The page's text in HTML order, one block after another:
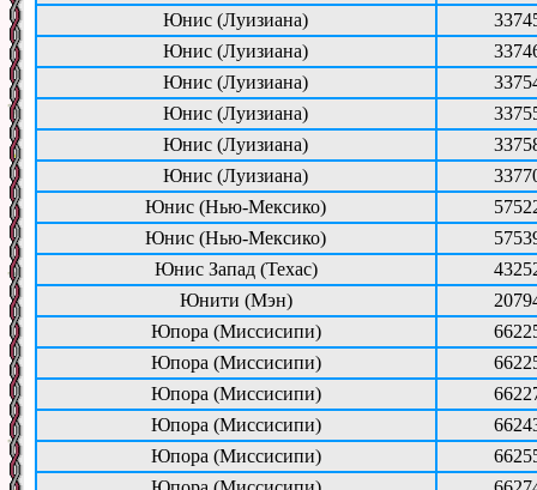
Юнис (Луизиана)
Юнис (Луизиана)
Юнис (Луизиана)
Юнис (Луизиана)
Юнис (Луизиана)
Юнис (Луизиана)
Юнис (Нью-Мексико)
Юнис (Нью-Мексико)
Юнис Запад (Техас)
Юнити (Мэн)
Юпора (Миссисипи)
Юпора (Миссисипи)
Юпора (Миссисипи)
Юпора (Миссисипи)
Юпора (Миссисипи)